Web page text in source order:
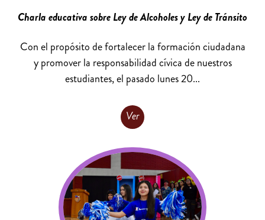
Charla educativa sobre Ley de Alcoholes y Ley de Tránsito
Con el propósito de fortalecer la formación ciudadana
y promover la responsabilidad cívica de nuestros
estudiantes, el pasado lunes 20...
Ver